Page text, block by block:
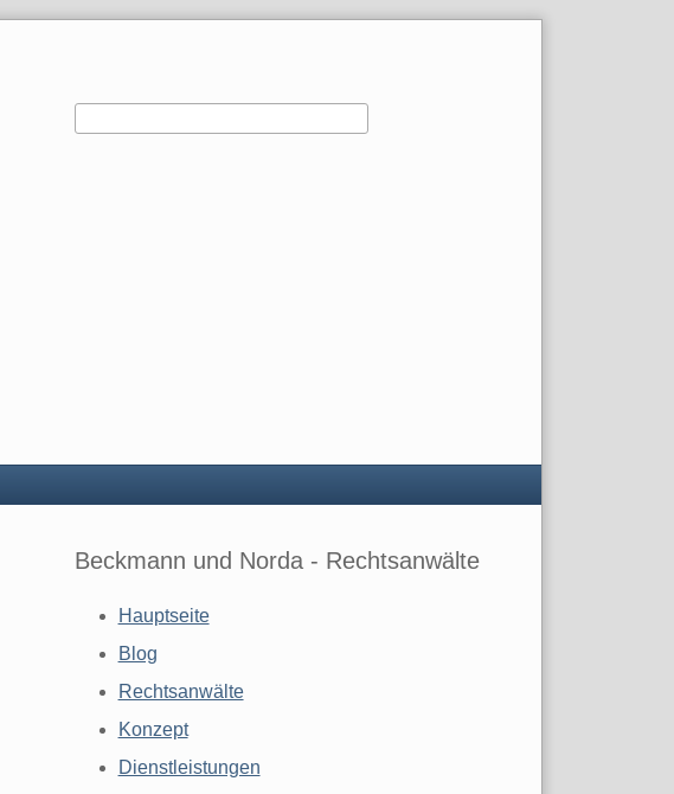
Beckmann und Norda - Rechtsanwälte
Hauptseite
Blog
Rechtsanwälte
Konzept
Dienstleistungen